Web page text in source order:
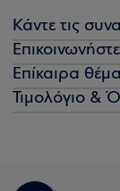
Κάντε τις
Επίκαιρα
Τιμολόγιο &